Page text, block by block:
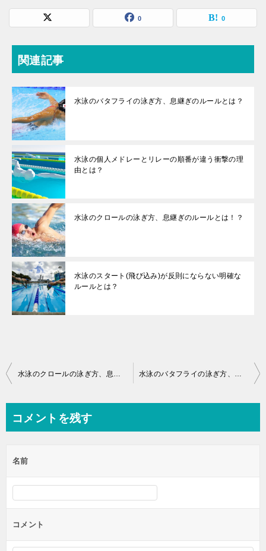
0 0
関連記事
水泳のバタフライの泳ぎ方、息継ぎのルールとは？
水泳の個人メドレーとリレーの順番が違う衝撃の理
由とは？
水泳のクロールの泳ぎ方、息継ぎのルールとは！？
水泳のスタート(飛び込み)が反則にならない明確な
ルールとは？
投
ビ
ー
シ
ョ
ン
水泳のクロールの泳ぎ方、息継ぎのルールとは！？ 水泳のバタフライの泳ぎ方、息継ぎのルールとは？
コメントを残す
名前
コメント